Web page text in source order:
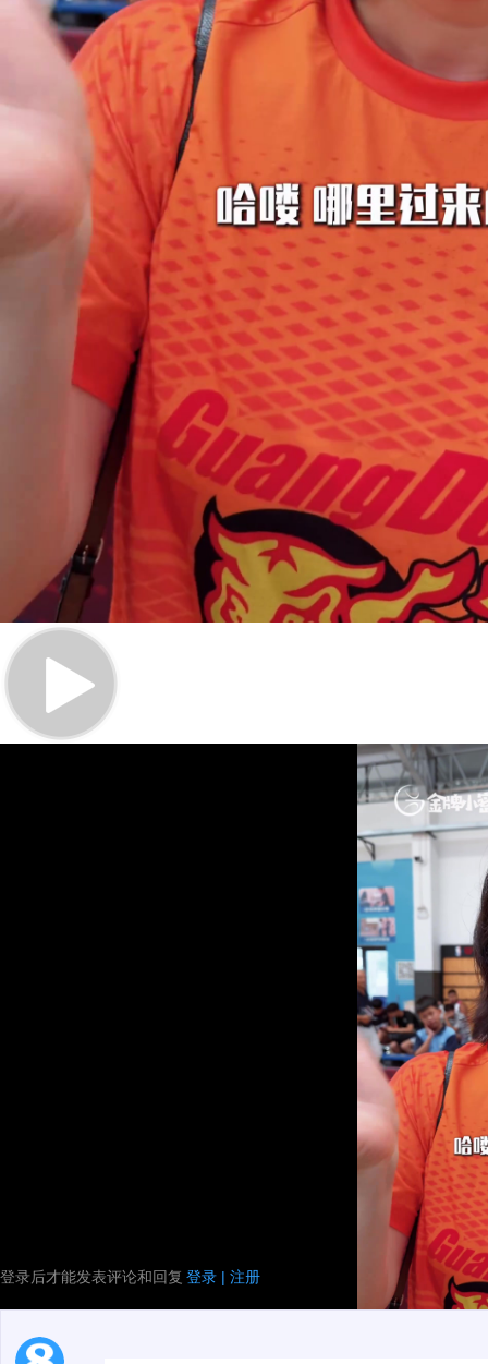
来源微博@关辛
登录后才能发表评论和回复 登录 | 注册